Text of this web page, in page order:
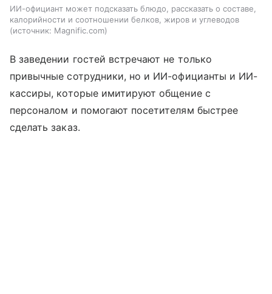
ИИ-официант может подсказать блюдо, рассказать о составе,
калорийности и соотношении белков, жиров и углеводов
источник: Magnific.com
В заведении гостей встречают не только
привычные сотрудники, но и ИИ-официанты и ИИ-
кассиры, которые имитируют общение с
персоналом и помогают посетителям быстрее
сделать заказ.